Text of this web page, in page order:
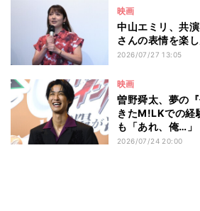
映画
中山エミリ、共
さんの表情を楽
2026/07/27 13:05
映画
曽野舜太、夢の
きたM!LKでの
も「あれ、俺…」
2026/07/24 20:00